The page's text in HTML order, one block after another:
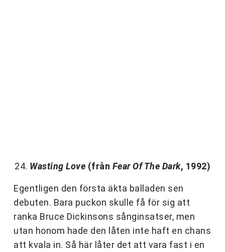
Wasting Love (från Fear Of The Dark, 1992)
Egentligen den första äkta balladen sen
debuten. Bara puckon skulle få för sig att
ranka Bruce Dickinsons sånginsatser, men
utan honom hade den låten inte haft en chans
att kvala in. Så här låter det att vara fast i en